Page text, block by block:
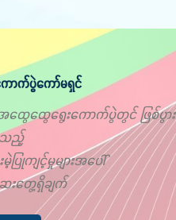
ောက်ပွဲကော်မရှင်
ထွေထွေရွေးကောက်ပွဲတွင် ဖြစ်ပွား
ည့်
ြုကျင့်မှုများအပေါ်
းတွေ့ရှိချက်